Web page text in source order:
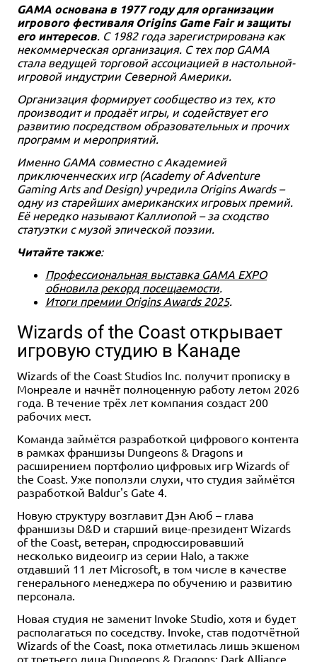
GAMA основана в 1977 году для организации
игрового фестиваля Origins Game Fair и защиты
его интересов . С 1982 года зарегистрирована как
некоммерческая организация. С тех пор GAMA
стала ведущей торговой ассоциацией в настольной-
игровой индустрии Северной Америки.
Организация формирует сообщество из тех, кто
производит и продаёт игры, и содействует его
развитию посредством образовательных и прочих
программ и мероприятий.
Именно GAMA совместно с Академией
приключенческих игр (Academy of Adventure
Gaming Arts and Design) учредила Origins Awards –
одну из старейших американских игровых премий.
Её нередко называют Каллиопой – за сходство
статуэтки с музой эпической поэзии.
Читайте также:
Профессиональная выставка GAMA EXPO
обновила рекорд посещаемости.
Итоги премии Origins Awards 2025.
Wizards of the Coast открывает
игровую студию в Канаде
Wizards of the Coast Studios Inc. получит прописку в
Монреале и начнёт полноценную работу летом 2026
года. В течение трёх лет компания создаст 200
рабочих мест.
Команда займётся разработкой цифрового контента
в рамках франшизы Dungeons & Dragons и
расширением портфолио цифровых игр Wizards of
the Coast. Уже поползли слухи, что студия займётся
разработкой Baldur's Gate 4.
Новую структуру возглавит Дэн Аюб – глава
франшизы D&D и старший вице-президент Wizards
of the Coast, ветеран, спродюссировавший
несколько видеоигр из серии Halo, а также
отдавший 11 лет Microsoft, в том числе в качестве
генерального менеджера по обучению и развитию
персонала.
Новая студия не заменит Invoke Studio, хотя и будет
располагаться по соседству. Invoke, став подотчётной
Wizards of the Coast, пока отметилась лишь экшеном
от третьего лица Dungeons & Dragons: Dark Alliance